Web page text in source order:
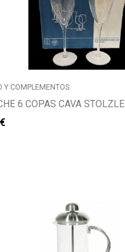
Y COMPLEMENTOS
6 COPAS CAVA STOLZLE